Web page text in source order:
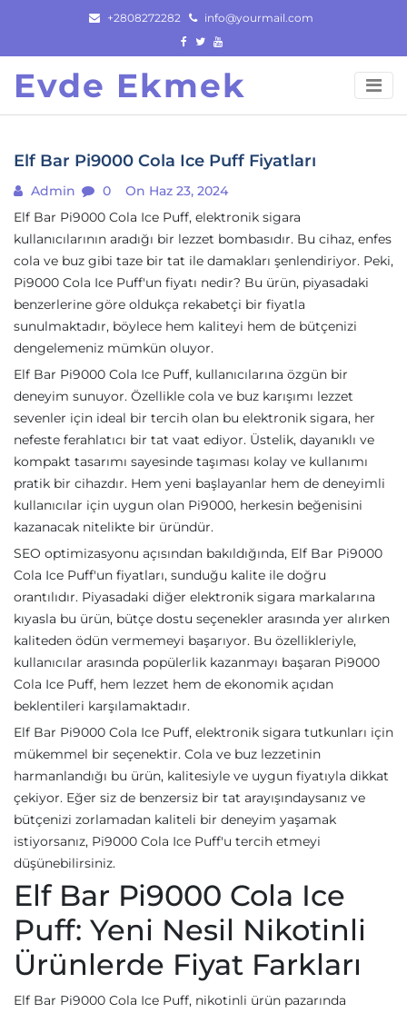
content
+2808272282 info@yourmail.com
Evde Ekmek
Elf Bar Pi9000 Cola Ice Puff Fiyatları
Admin 0
On Haz 23, 2024
Elf Bar Pi9000 Cola Ice Puff, elektronik sigara
kullanıcılarının aradığı bir lezzet bombasıdır. Bu cihaz, enfes
cola ve buz gibi taze bir tat ile damakları şenlendiriyor. Peki,
Pi9000 Cola Ice Puff'un fiyatı nedir? Bu ürün, piyasadaki
benzerlerine göre oldukça rekabetçi bir fiyatla
sunulmaktadır, böylece hem kaliteyi hem de bütçenizi
dengelemeniz mümkün oluyor.
Elf Bar Pi9000 Cola Ice Puff, kullanıcılarına özgün bir
deneyim sunuyor. Özellikle cola ve buz karışımı lezzet
sevenler için ideal bir tercih olan bu elektronik sigara, her
nefeste ferahlatıcı bir tat vaat ediyor. Üstelik, dayanıklı ve
kompakt tasarımı sayesinde taşıması kolay ve kullanımı
pratik bir cihazdır. Hem yeni başlayanlar hem de deneyimli
kullanıcılar için uygun olan Pi9000, herkesin beğenisini
kazanacak nitelikte bir üründür.
SEO optimizasyonu açısından bakıldığında, Elf Bar Pi9000
Cola Ice Puff'un fiyatları, sunduğu kalite ile doğru
orantılıdır. Piyasadaki diğer elektronik sigara markalarına
kıyasla bu ürün, bütçe dostu seçenekler arasında yer alırken
kaliteden ödün vermemeyi başarıyor. Bu özellikleriyle,
kullanıcılar arasında popülerlik kazanmayı başaran Pi9000
Cola Ice Puff, hem lezzet hem de ekonomik açıdan
beklentileri karşılamaktadır.
Elf Bar Pi9000 Cola Ice Puff, elektronik sigara tutkunları için
mükemmel bir seçenektir. Cola ve buz lezzetinin
harmanlandığı bu ürün, kalitesiyle ve uygun fiyatıyla dikkat
çekiyor. Eğer siz de benzersiz bir tat arayışındaysanız ve
bütçenizi zorlamadan kaliteli bir deneyim yaşamak
istiyorsanız, Pi9000 Cola Ice Puff'u tercih etmeyi
düşünebilirsiniz.
Elf Bar Pi9000 Cola Ice
Puff: Yeni Nesil Nikotinli
Ürünlerde Fiyat Farkları
Elf Bar Pi9000 Cola Ice Puff, nikotinli ürün pazarında